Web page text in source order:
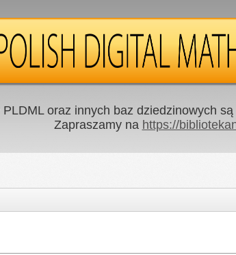
PLDML oraz innych baz dziedzinowych
Zapraszamy na https://